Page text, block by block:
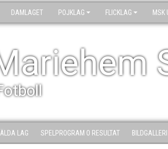
DAMLAGET POJKLAG FLICKLAG MSK
LAG SPELPROGRAM O RESULTAT BILDGALLERI